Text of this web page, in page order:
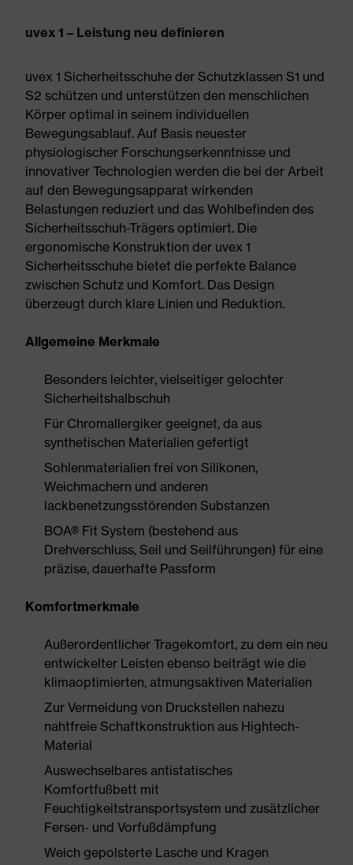
uvex 1 – Leistung neu definieren
uvex 1 Sicherheitsschuhe der Schutzklassen S1 und
S2 schützen und unterstützen den menschlichen
Körper optimal in seinem individuellen
Bewegungsablauf. Auf Basis neuester
physiologischer Forschungserkenntnisse und
innovativer Technologien werden die bei der Arbeit
auf den Bewegungsapparat wirkenden
Belastungen reduziert und das Wohlbefinden des
Sicherheitsschuh-Trägers optimiert. Die
ergonomische Konstruktion der uvex 1
Sicherheitsschuhe bietet die perfekte Balance
zwischen Schutz und Komfort. Das Design
überzeugt durch klare Linien und Reduktion.
Allgemeine Merkmale
Besonders leichter, vielseitiger gelochter
Sicherheitshalbschuh
Für Chromallergiker geeignet, da aus
synthetischen Materialien gefertigt
Sohlenmaterialien frei von Silikonen,
Weichmachern und anderen
lackbenetzungsstörenden Substanzen
BOA® Fit System (bestehend aus
Drehverschluss, Seil und Seilführungen) für eine
präzise, dauerhafte Passform
Komfortmerkmale
Außerordentlicher Tragekomfort, zu dem ein neu
entwickelter Leisten ebenso beiträgt wie die
klimaoptimierten, atmungsaktiven Materialien
Zur Vermeidung von Druckstellen nahezu
nahtfreie Schaftkonstruktion aus Hightech-
Material
Auswechselbares antistatisches
Komfortfußbett mit
Feuchtigkeitstransportsystem und zusätzlicher
Fersen- und Vorfußdämpfung
Weich gepolsterte Lasche und Kragen